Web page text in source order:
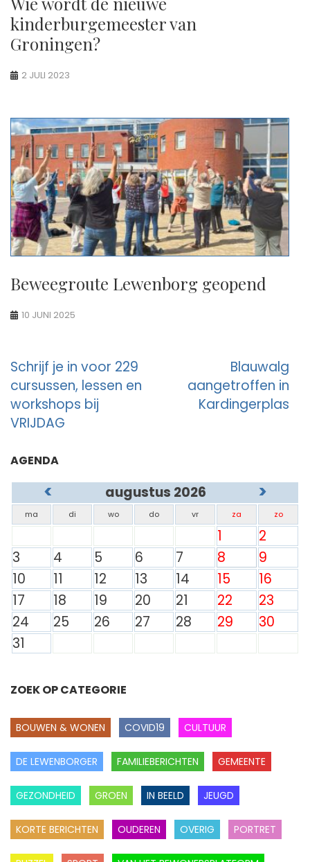
kinderburgemeester van
Groningen?
2 JULI 2023
Beweegroute Lewenborg geopend
10 JUNI 2025
Berichtnavigatie
Schrijf je in voor 229
cursussen, lessen en
workshops bij
VRIJDAG
Blauwalg
aangetroffen in
Kardingerplas
AGENDA
< augustus 2026 >
ma di wo do vr za zo
1
2
3
4 5 6 7 8
9
10
11 12 13 14 15
16
17
18 19 20 21 22
23
24
25 26 27 28 29
30
31
ZOEK OP CATEGORIE
BOUWEN & WONEN COVID19 CULTUUR
DE LEWENBORGER FAMILIEBERICHTEN GEMEENTE
GEZONDHEID GROEN IN BEELD JEUGD
KORTE BERICHTEN OUDEREN OVERIG PORTRET